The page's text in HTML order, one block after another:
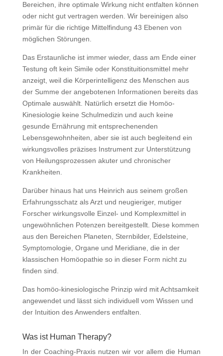
Bereichen, ihre optimale Wirkung nicht entfalten können
oder nicht gut vertragen werden. Wir bereinigen also
primär für die richtige Mittelfindung 43 Ebenen von
möglichen Störungen.
Das Erstaunliche ist immer wieder, dass am Ende einer
Testung oft kein Simile oder Konstituitionsmittel mehr
anzeigt, weil die Körperintelligenz des Menschen aus
der Summe der angebotenen Informationen bereits das
Optimale auswählt. Natürlich ersetzt die Homöo-
Kinesiologie keine Schulmedizin und auch keine
gesunde Ernährung mit entsprechenenden
Lebensgewohnheiten, aber sie ist auch begleitend ein
wirkungsvolles präzises Instrument zur Unterstützung
von Heilungsprozessen akuter und chronischer
Krankheiten.
Darüber hinaus hat uns Heinrich aus seinem großen
Erfahrungsschatz als Arzt und neugieriger, mutiger
Forscher wirkungsvolle Einzel- und Komplexmittel in
ungewöhnlichen Potenzen bereitgestellt. Diese kommen
aus den Bereichen Planeten, Sternbilder, Edelsteine,
Symptomologie, Organe und Meridiane, die in der
klassischen Homöopathie so in dieser Form nicht zu
finden sind.
Das homöo-kinesiologische Prinzip wird mit Achtsamkeit
angewendet und lässt sich individuell vom Wissen und
der Intuition des Anwenders entfalten.
Was ist Human Therapy?
In der Coaching-Praxis nutzen wir vor allem die Human